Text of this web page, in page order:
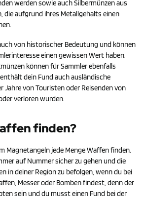
werden sowie auch Silbermünzen aus
die aufgrund ihres Metallgehalts einen
von historischer Bedeutung und können
einen gewissen Wert haben.
können für Sammler ebenfalls
dein Fund auch ausländische
Jahre von Touristen oder Reisenden von
verloren wurden.
finden?
Magnetangeln jede Menge Waffen finden.
auf Nummer sicher zu gehen und die
in deiner Region zu befolgen, wenn du bei
Messer oder Bomben findest, denn der
sein und du musst einen Fund bei der